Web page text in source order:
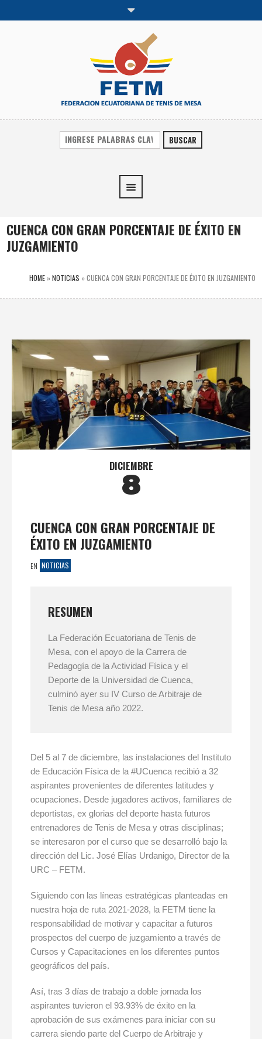
BUSCAR
CUENCA CON GRAN PORCENTAJE DE ÉXITO EN
JUZGAMIENTO
HOME»NOTICIAS »CUENCA CON GRAN PORCENTAJE DE ÉXITO EN JUZGAMIENTO
DICIEMBRE
8
CUENCA CON GRAN PORCENTAJE DE
ÉXITO EN JUZGAMIENTO
EN NOTICIAS
RESUMEN
La Federación Ecuatoriana de Tenis de
Mesa, con el apoyo de la Carrera de
Pedagogía de la Actividad Física y el
Deporte de la Universidad de Cuenca,
culminó ayer su IV Curso de Arbitraje de
Tenis de Mesa año 2022.
Del 5 al 7 de diciembre, las instalaciones del Instituto
de Educación Física de la #UCuenca recibió a 32
aspirantes provenientes de diferentes latitudes y
ocupaciones. Desde jugadores activos, familiares de
deportistas, ex glorias del deporte hasta futuros
entrenadores de Tenis de Mesa y otras disciplinas;
se interesaron por el curso que se desarrolló bajo la
dirección del Lic. José Elías Urdanigo, Director de la
URC – FETM.
Siguiendo con las líneas estratégicas planteadas en
nuestra hoja de ruta 2021-2028, la FETM tiene la
responsabilidad de motivar y capacitar a futuros
prospectos del cuerpo de juzgamiento a través de
Cursos y Capacitaciones en los diferentes puntos
geográficos del país.
Así, tras 3 días de trabajo a doble jornada los
aspirantes tuvieron el 93.93% de éxito en la
aprobación de sus exámenes para iniciar con su
carrera siendo parte del Cuerpo de Arbitraje y